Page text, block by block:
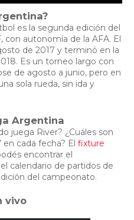
es la segunda edición del
autonomía de la AFA. El
de 2017 y terminó en la
Es un torneo largo con
de agosto a junio, pero en
sola rueda, sin ida y
Argentina
juega River? ¿Cuáles son
en cada fecha? El fixture
encontrar el
calendario de partidos de
del campeonato.
vivo